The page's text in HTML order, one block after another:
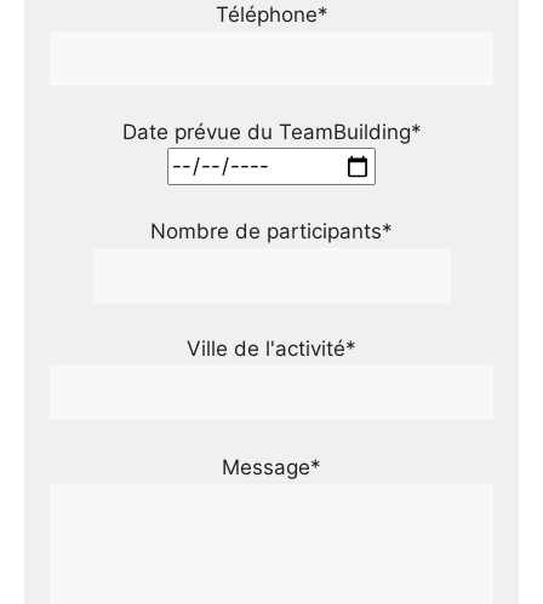
Téléphone*
Date prévue du TeamBuilding*
Nombre de participants*
Ville de l'activité*
Message*